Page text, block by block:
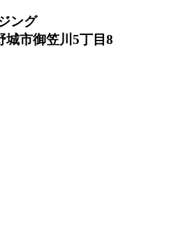
城市御笠川5丁目8